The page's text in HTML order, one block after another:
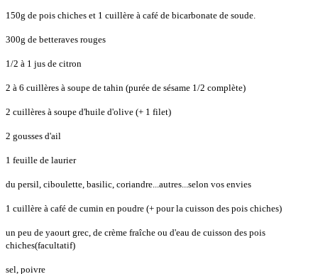
150g de pois chiches et 1 cuillère à café de bicarbonate de soude.
300g de betteraves rouges
1/2 à 1 jus de citron
2 à 6 cuillères à soupe de tahin (purée de sésame 1/2 complète)
2 cuillères à soupe d'huile d'olive (+ 1 filet)
2 gousses d'ail
1 feuille de laurier
du persil, ciboulette, basilic, coriandre...autres...selon vos envies
1 cuillère à café de cumin en poudre (+ pour la cuisson des pois chiches)
un peu de yaourt grec, de crème fraîche ou d'eau de cuisson des pois
chiches(facultatif)
sel, poivre